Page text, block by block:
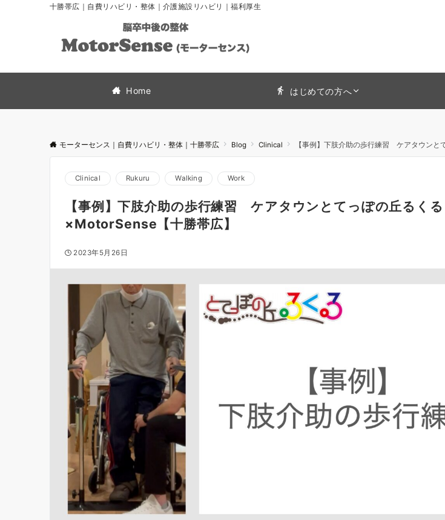
十勝帯広｜自費リハビリ・整体｜介護施設リハビリ｜福利厚生
Home はじめての方へ
モーターセンス｜自費リハビリ・整体｜十勝帯広 Blog Clinical 【事例】下肢介助の歩行練習 ケアタウンと
Clinical Rukuru Walking Work
【事例】下肢介助の歩行練習 ケアタウンとてっぽの丘るくる
×MotorSense【十勝帯広】
2023年5月26日